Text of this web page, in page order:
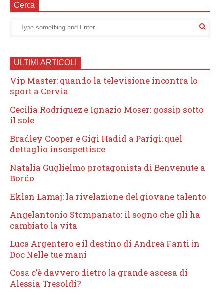
Cerca
ULTIMI ARTICOLI
Vip Master: quando la televisione incontra lo
sport a Cervia
Cecilia Rodriguez e Ignazio Moser: gossip sotto
il sole
Bradley Cooper e Gigi Hadid a Parigi: quel
dettaglio insospettisce
Natalia Guglielmo protagonista di Benvenute a
Bordo
Eklan Lamaj: la rivelazione del giovane talento
Angelantonio Stompanato: il sogno che gli ha
cambiato la vita
Luca Argentero e il destino di Andrea Fanti in
Doc Nelle tue mani
Cosa c’è davvero dietro la grande ascesa di
Alessia Tresoldi?